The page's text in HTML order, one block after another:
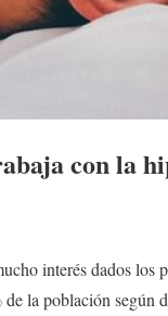
con la
interés dados los
la población según